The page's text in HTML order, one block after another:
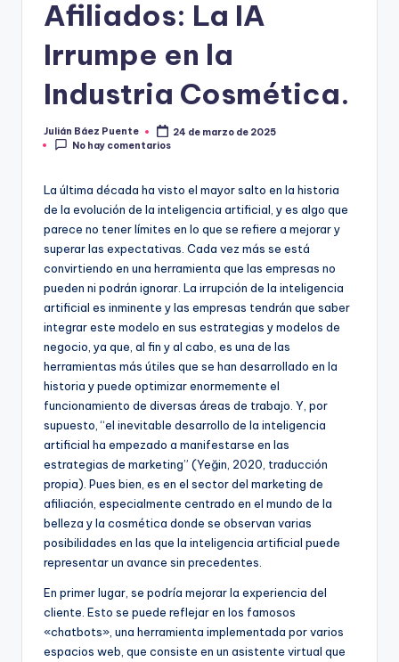
Afiliados: La IA
Irrumpe en la
Industria Cosmética.
Publicado
por
Julián Báez Puente
24 de marzo de 2025
No hay comentarios
La última década ha visto el mayor salto en la historia
de la evolución de la inteligencia artificial, y es algo que
parece no tener límites en lo que se refiere a mejorar y
superar las expectativas. Cada vez más se está
convirtiendo en una herramienta que las empresas no
pueden ni podrán ignorar. La irrupción de la inteligencia
artificial es inminente y las empresas tendrán que saber
integrar este modelo en sus estrategias y modelos de
negocio, ya que, al fin y al cabo, es una de las
herramientas más útiles que se han desarrollado en la
historia y puede optimizar enormemente el
funcionamiento de diversas áreas de trabajo. Y, por
supuesto, “el inevitable desarrollo de la inteligencia
artificial ha empezado a manifestarse en las
estrategias de marketing” (Yeğin, 2020, traducción
propia). Pues bien, es en el sector del marketing de
afiliación, especialmente centrado en el mundo de la
belleza y la cosmética donde se observan varias
posibilidades en las que la inteligencia artificial puede
representar un avance sin precedentes.
En primer lugar, se podría mejorar la experiencia del
cliente. Esto se puede reflejar en los famosos
«chatbots», una herramienta implementada por varios
espacios web, que consiste en un asistente virtual que